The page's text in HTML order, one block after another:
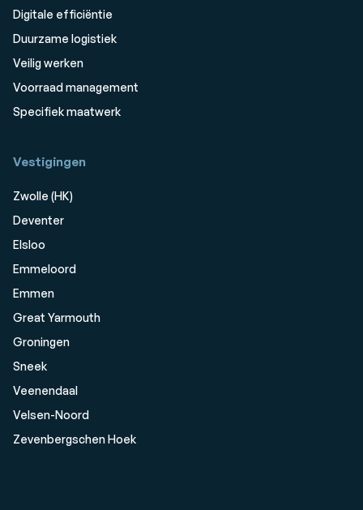
Digitale efficiëntie
Duurzame logistiek
Veilig werken
Voorraad management
Specifiek maatwerk
Vestigingen
Zwolle (HK)
Deventer
Elsloo
Emmeloord
Emmen
Great Yarmouth
Groningen
Sneek
Veenendaal
Velsen-Noord
Zevenbergschen Hoek